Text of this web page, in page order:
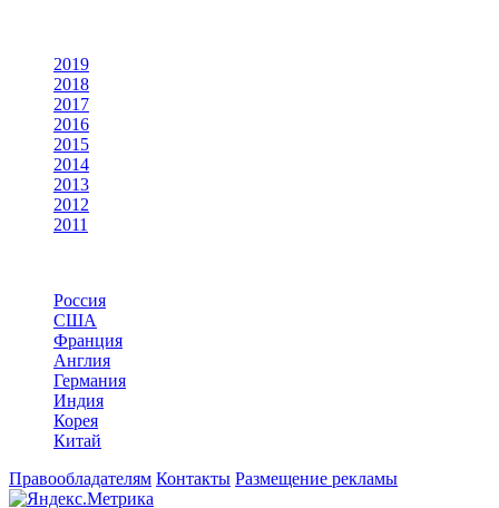
2019
2018
2017
2016
2015
2014
2013
2012
2011
Россия
США
Франция
Англия
Германия
Индия
Корея
Китай
Правообладателям Контакты Размещение рекламы